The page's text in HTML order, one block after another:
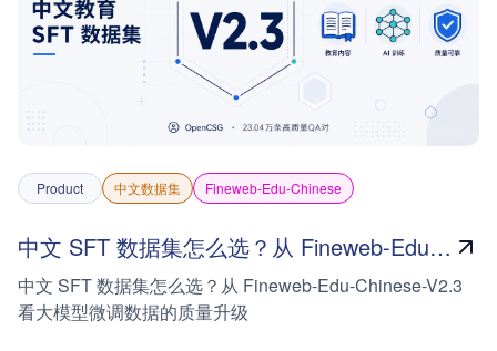
Product 中文数据集 Fineweb-Edu-Chinese
中文 SFT 数据集怎么选？从 Fineweb-Edu-Chinese-V2.3 看大模型微调数据的质量升级
中文 SFT 数据集怎么选？从 Fineweb-Edu-Chinese-V2.3
看大模型微调数据的质量升级